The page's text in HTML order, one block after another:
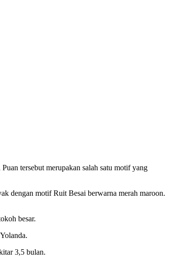
tersebut merupakan salah satu motif yang
dengan motif Ruit Besai berwarna merah maroon.
besar.
3,5 bulan.